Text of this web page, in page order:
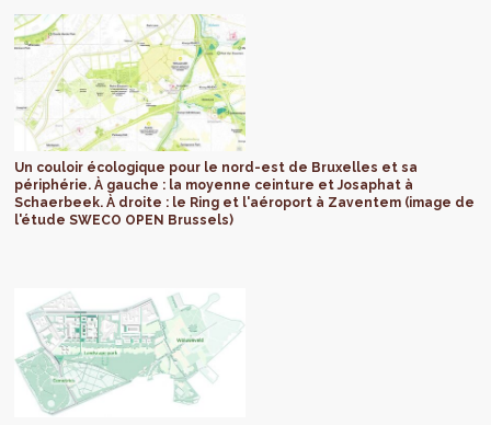
Un couloir écologique pour le nord-est de Bruxelles et sa
périphérie. À gauche : la moyenne ceinture et Josaphat à
Schaerbeek. À droite : le Ring et l'aéroport à Zaventem (image de
l'étude SWECO OPEN Brussels)